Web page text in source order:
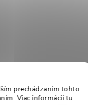
prechádzaním tohto
Viac informáciítu.